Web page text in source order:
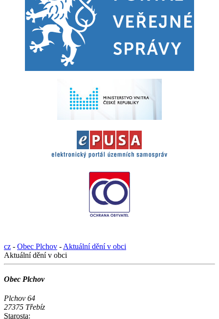
cz - Obec Plchov - Aktuální dění v obci
Aktuální dění v obci
Obec Plchov
Plchov 64
27375 Třebíz
Starosta: